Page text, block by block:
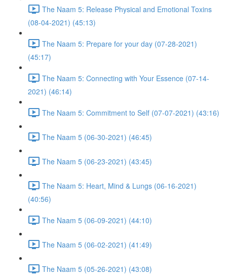
The Naam 5: Release Physical and Emotional Toxins
(08-04-2021) (45:13)
The Naam 5: Prepare for your day (07-28-2021)
(45:17)
The Naam 5: Connecting with Your Essence (07-14-
2021) (46:14)
The Naam 5: Commitment to Self (07-07-2021) (43:16)
The Naam 5 (06-30-2021) (46:45)
The Naam 5 (06-23-2021) (43:45)
The Naam 5: Heart, Mind & Lungs (06-16-2021)
(40:56)
The Naam 5 (06-09-2021) (44:10)
The Naam 5 (06-02-2021) (41:49)
The Naam 5 (05-26-2021) (43:08)